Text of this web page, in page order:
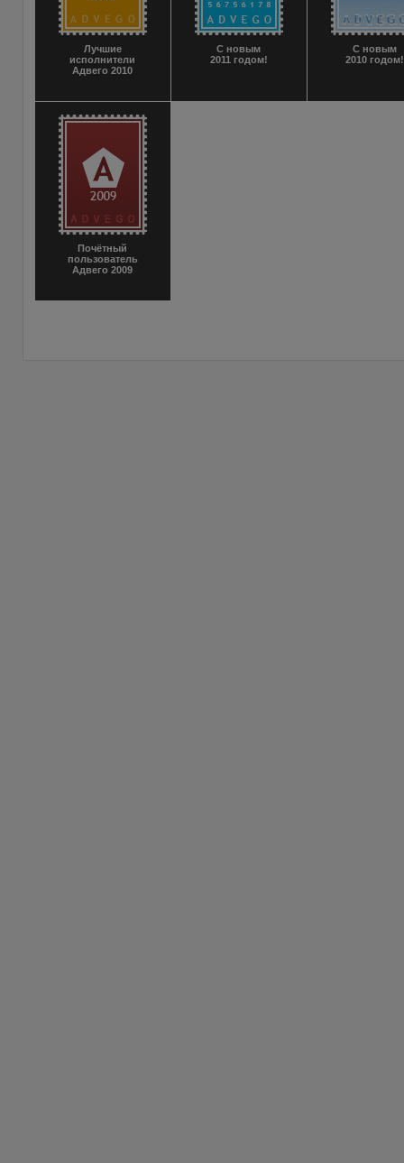
Лучшие
исполнители
Адвего 2010
С новым
2011 годом!
С новым
2010 годом!
Почётный
пользователь
Адвего 2009